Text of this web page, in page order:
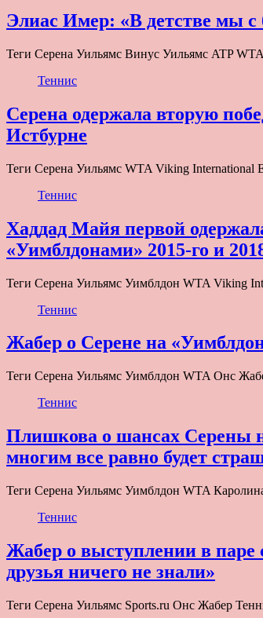
Элиас Имер: «В детстве мы с
Теги Серена Уильямс Винус Уильямс ATP
Теннис
Серена одержала вторую
Истбурне
Теги Серена Уильямс WTA Viking
Теннис
Хаддад Майя первой
«Уимблдонами» 2015-го и
Теги Серена Уильямс Уимблдон WTA Viking
Теннис
Жабер о Серене на
Теги Серена Уильямс Уимблдон WTA Онс
Теннис
Плишкова о шансах Серены
многим все равно будет
Теги Серена Уильямс Уимблдон WTA
Теннис
Жабер о выступлении в паре
друзья ничего не знали»
Теги Серена Уильямс Sports.ru Онс Жабер